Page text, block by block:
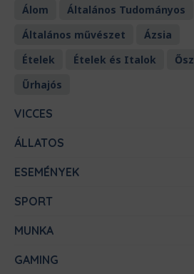
Álom
Általános Tudományos
Általános művészet
Ázsia
Ételek
Ételek és Italok
Ősz
Űrhajós
VICCES
ÁLLATOS
ESEMÉNYEK
SPORT
MUNKA
GAMING